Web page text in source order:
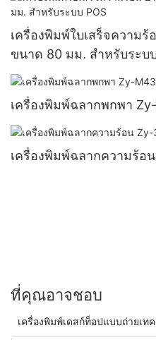
เครื่องพิมพ์ใบเสร็จความร้
ขนาด 80 มม. สำหรับระบ
เครื่องพิมพ์ฉลากพกพา
เครื่องพิมพ์ฉลากความร้อ
ที่คุณอาจชอบ
เครื่องพิมพ์เดสก์ท็อปแบบถ่ายเท